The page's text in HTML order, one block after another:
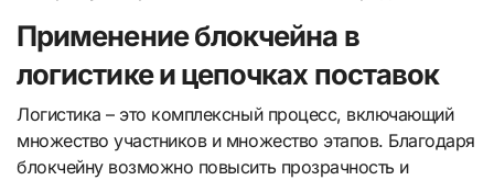
Применение блокчейна в
логистике и цепочках поставок
Логистика – это комплексный процесс, включающий
множество участников и множество этапов. Благодаря
блокчейну возможно повысить прозрачность и